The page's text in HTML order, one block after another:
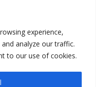
experience,
analyze our traffic.
to our use of cookies.